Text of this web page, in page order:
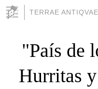
TERRAE ANTIQVAE
"País de
Hurritas